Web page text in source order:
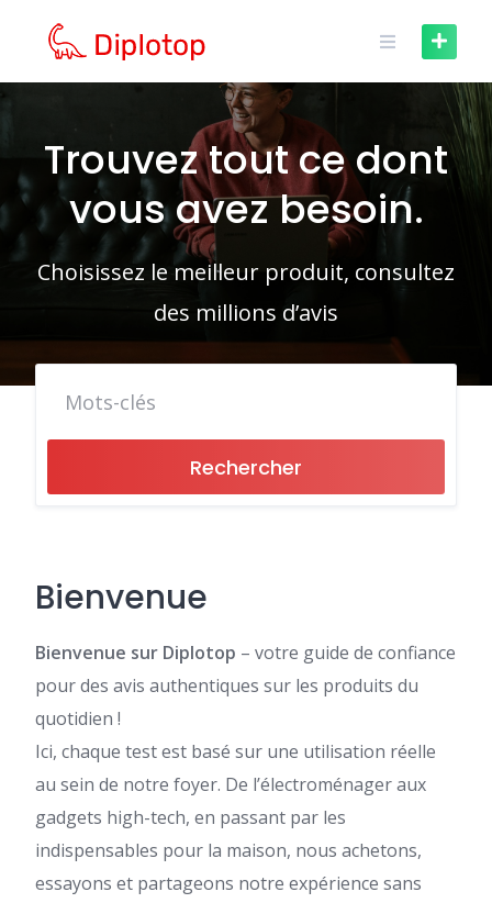
content
Trouvez tout ce dont
vous avez besoin.
Choisissez le meilleur produit, consultez
des millions d’avis
Rechercher
Bienvenue
Bienvenue sur Diplotop – votre guide de confiance
pour des avis authentiques sur les produits du
quotidien !
Ici, chaque test est basé sur une utilisation réelle
au sein de notre foyer. De l’électroménager aux
gadgets high-tech, en passant par les
indispensables pour la maison, nous achetons,
essayons et partageons notre expérience sans